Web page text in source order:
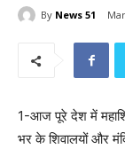
By News 51
1-आज पूरे देश में
भर के शिवालयों और